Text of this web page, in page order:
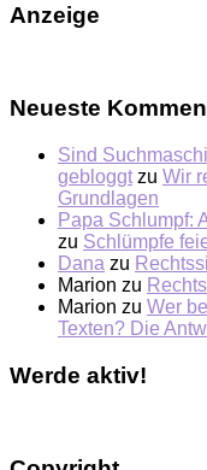
Anzeige
Neueste
Sind
gebloggt zu Wir
Grundlagen
Papa Schlumpf:
zu Schlümpfe
Dana zu
Marion zu
Marion zu Wer
Texten? Die
Werde aktiv!